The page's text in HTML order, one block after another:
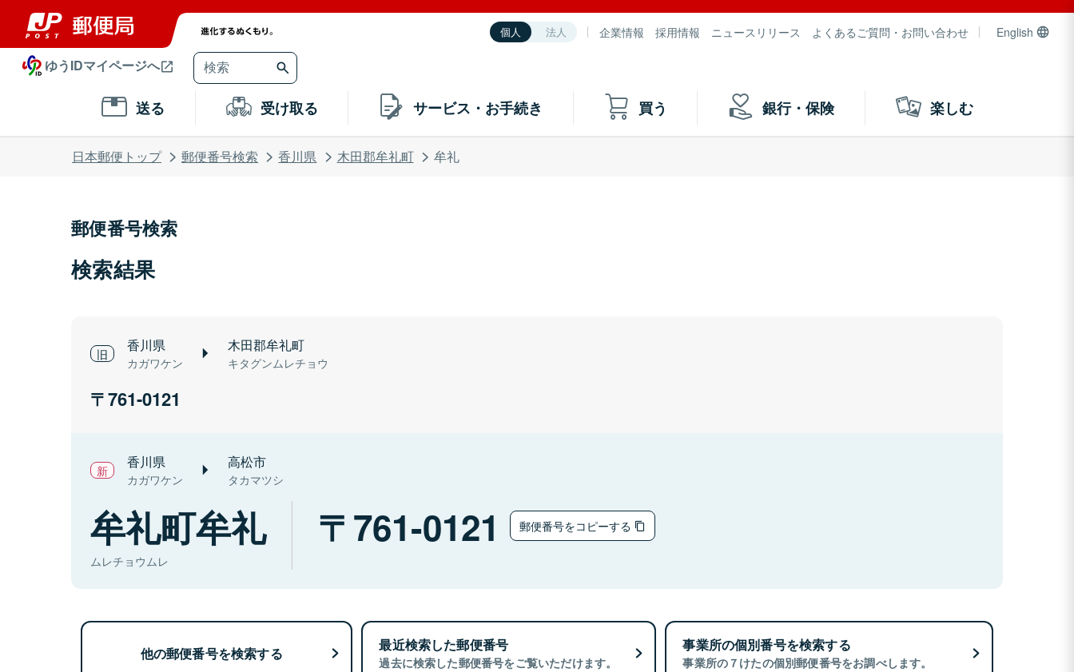
個人 法人 企業情報 採用情報 ニュースリリース よくあるご質問・お問い合わせ English
ゆうIDマイページへ
送る 受け取る サービス・お手続き 買う 銀行・保険 楽しむ
日本郵便トップ 郵便番号検索 香川県 木田郡牟礼町 牟礼
郵便番号検索
検索結果
香川県
カガワケン
木田郡牟礼町
キタグンムレチョウ
761-0121
香川県
カガワケン
高松市
タカマツシ
牟礼町牟礼
ムレチョウムレ
761-0121 郵便番号をコピーする
他の郵便番号を検索する 最近検索した郵便番号
過去に検索した郵便番号をご覧いただけます。
事業所の個別番号を検索する
事業所の７けたの個別郵便番号をお調べします。